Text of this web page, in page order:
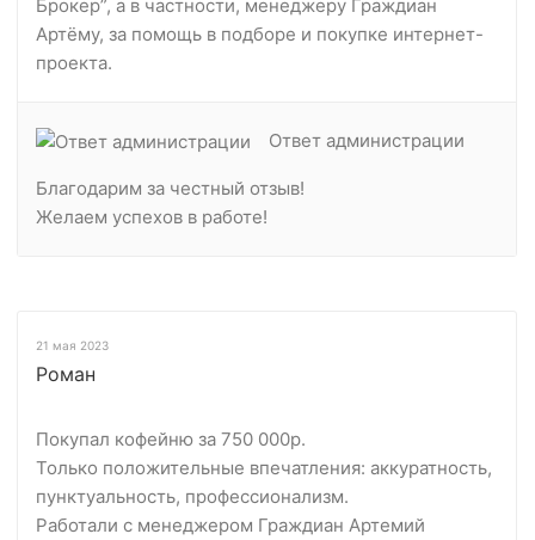
Брокер”, а в частности, менеджеру Граждиан
Артёму, за помощь в подборе и покупке интернет-
проекта.
Ответ администрации
Благодарим за честный отзыв!
Желаем успехов в работе!
21 мая 2023
Роман
Покупал кофейню за 750 000р.
Только положительные впечатления: аккуратность,
пунктуальность, профессионализм.
Работали с менеджером Граждиан Артемий